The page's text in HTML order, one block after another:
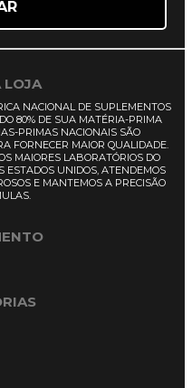
LOJA
NACIONAL DE SUPLEMENTOS
80% DE SUA MATÉRIA-PRIMA
PRIMAS NACIONAIS SÃO
FORNECER MAIOR QUALIDADE.
MAIORES LABORATÓRIOS DO
ESTADOS UNIDOS, ATENDEMOS
E MANTEMOS A PRECISÃO